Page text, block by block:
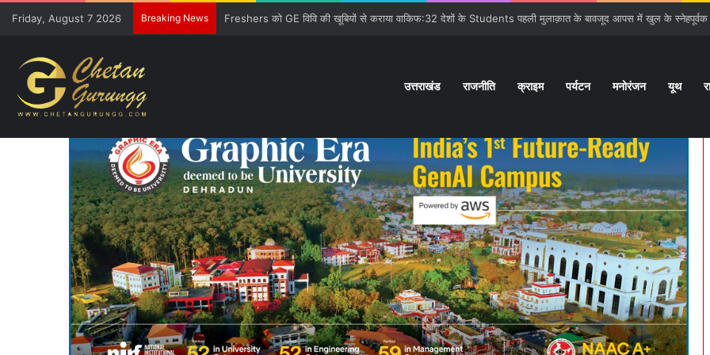
Friday, August 7 2026 Breaking News CM की गुजारिश-रेल मंत्री की सौगात:बनबसा रेलवे स्टेशन पर रुकेगी अछनेरा-टनकपुर Express
उत्तराखंड राजनीति क्राइम पर्यटन मनोरंजन यूथ